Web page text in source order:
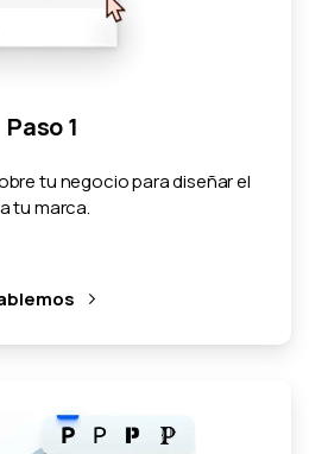
Paso 1
tu negocio para diseñar el
tu marca.